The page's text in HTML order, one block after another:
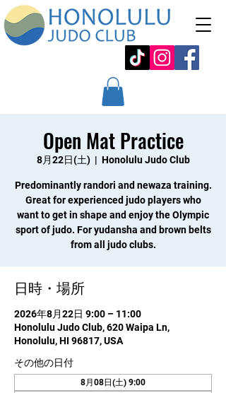
Open Mat Practice
8月22日(土)
  |
Honolulu Judo Club
Predominantly randori and newaza training.
Great for experienced judo players who
want to get in shape and enjoy the Olympic
sport of judo. For yudansha and brown belts
from all judo clubs.
日時・場所
2026年8月22日 9:00 – 11:00
Honolulu Judo Club, 620 Waipa Ln,
Honolulu, HI 96817, USA
その他の日付
8月08日(土) 9:00